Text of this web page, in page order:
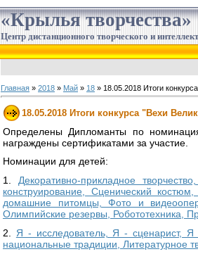
«Крылья творчества»
Центр дистанционного творческого и
Главная » 2018 » Май » 18 » 18.05.2018 Итоги
18.05.2018 Итоги конкурса "Вехи
Определены Дипломанты по
награждены сертификатами за участие.
Номинации для детей:
1. Декоративно-прикладное
конструирование, Сценический
домашние питомцы, Фото и
Олимпийские резервы, Робототехника,
2. Я - исследователь, Я - сценарист,
национальные традиции, Литературное